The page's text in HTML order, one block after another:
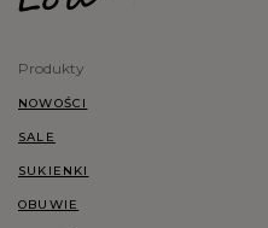
Produkty
NOWOŚCI
SALE
SUKIENKI
OBUWIE